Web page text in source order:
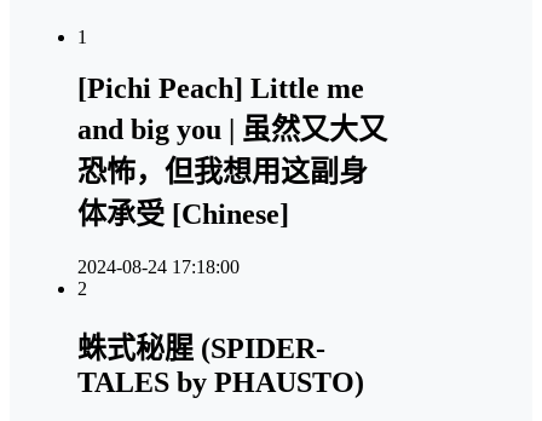
1
[Pichi Peach] Little me
and big you | 虽然又大又
恐怖，但我想用这副身
体承受 [Chinese]
2024-08-24 17:18:00
2
蛛式秘腥 (SPIDER-
TALES by PHAUSTO)